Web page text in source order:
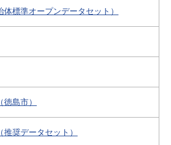
標準オープンデータセット）
島市）
奨データセット）